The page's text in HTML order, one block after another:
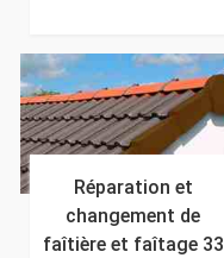
Réparation et
changement de
faîtière et faîtage 33